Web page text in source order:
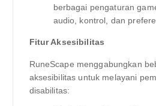
berbagai pengaturan
audio, kontrol, dan
Fitur Aksesibilitas
RuneScape menggabungkan
aksesibilitas untuk melayani
disabilitas: